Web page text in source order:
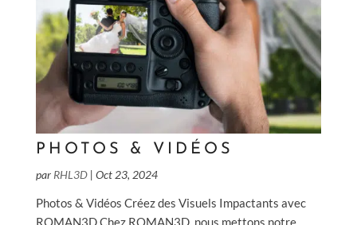
ACCUEIL
PORTFOLIO
BLOG
PHOTOS & VIDÉOS
par RHL3D| Oct 23, 2024
Photos & Vidéos Créez des Visuels Impactants avec
ROMAN3D Chez ROMAN3D, nous mettons notre